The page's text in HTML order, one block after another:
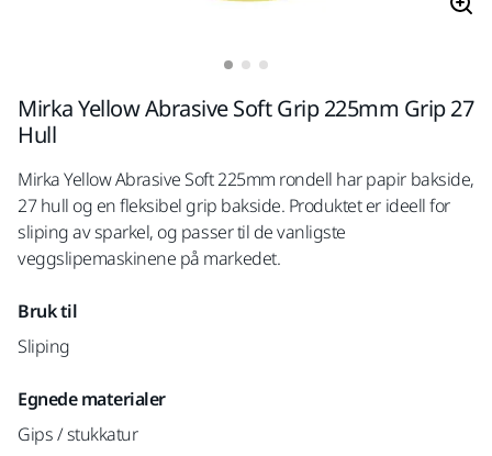
Mirka Yellow Abrasive Soft Grip 225mm Grip 27
Hull
Mirka Yellow Abrasive Soft 225mm rondell har papir bakside,
27 hull og en fleksibel grip bakside. Produktet er ideell for
sliping av sparkel, og passer til de vanligste
veggslipemaskinene på markedet.
Bruk til
Sliping
Egnede materialer
Gips / stukkatur